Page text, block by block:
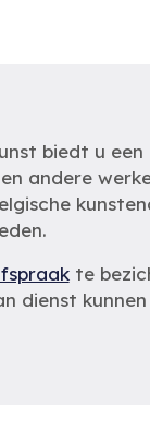
biedt u een
andere
te
dienst kunnen